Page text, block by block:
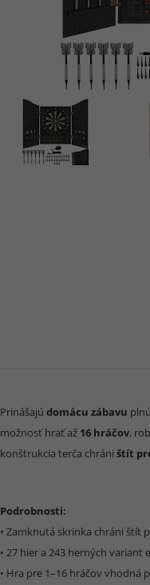
Prinášajú domácu zábavu plnú
možnosť hrať až 16 hráčov,
konštrukcia terča chráni štít
Podrobnosti:
• Zamknutá skrinka chráni štít
• 27 hier a 243 herných variant
• Hra pre 1–16 hráčov